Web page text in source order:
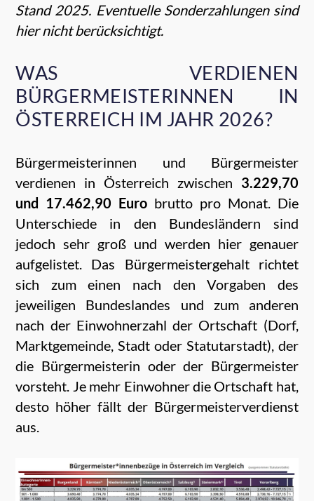
Stand 2025. Eventuelle Sonderzahlungen sind
hier nicht berücksichtigt.
WAS VERDIENEN
BÜRGERMEISTERINNEN IN
ÖSTERREICH IM JAHR 2026?
Bürgermeisterinnen und Bürgermeister
verdienen in Österreich zwischen 3.229,70
und 17.462,90 Euro brutto pro Monat. Die
Unterschiede in den Bundesländern sind
jedoch sehr groß und werden hier genauer
aufgelistet. Das Bürgermeistergehalt richtet
sich zum einen nach den Vorgaben des
jeweiligen Bundeslandes und zum anderen
nach der Einwohnerzahl der Ortschaft (Dorf,
Marktgemeinde, Stadt oder Statutarstadt), der
die Bürgermeisterin oder der Bürgermeister
vorsteht. Je mehr Einwohner die Ortschaft hat,
desto höher fällt der Bürgermeisterverdienst
aus.